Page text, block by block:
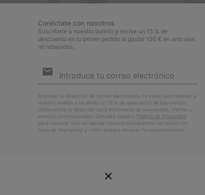
Conéctate con nosotros
Suscríbete a nuestro boletín y recibe un 15 % de
descuento en tu primer pedido al gastar 120 € en artículos
no rebajados.
de
Al enviar tu dirección de correo electrónico, te estás suscribiendo a
nuestro boletín y recibirás un 15 % de descuento de bienvenida.
Utilizaremos tu dirección para informarte de novedades, ofertas y
eventos promocionales. Consulta nuestra Política de Privacidad
para conocer más en detalle cómo procesaremos tus datos con
fines de ’marketing’ y cómo puedes revocar tu consentimiento.